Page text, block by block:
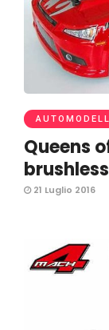
Queens
brushless
21 Luglio 2016